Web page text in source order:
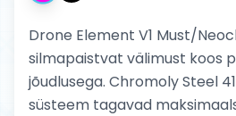
Drone Element V1 Must/
silmapaistvat välimust koos
jõudlusega. Chromoly Steel
süsteem tagavad